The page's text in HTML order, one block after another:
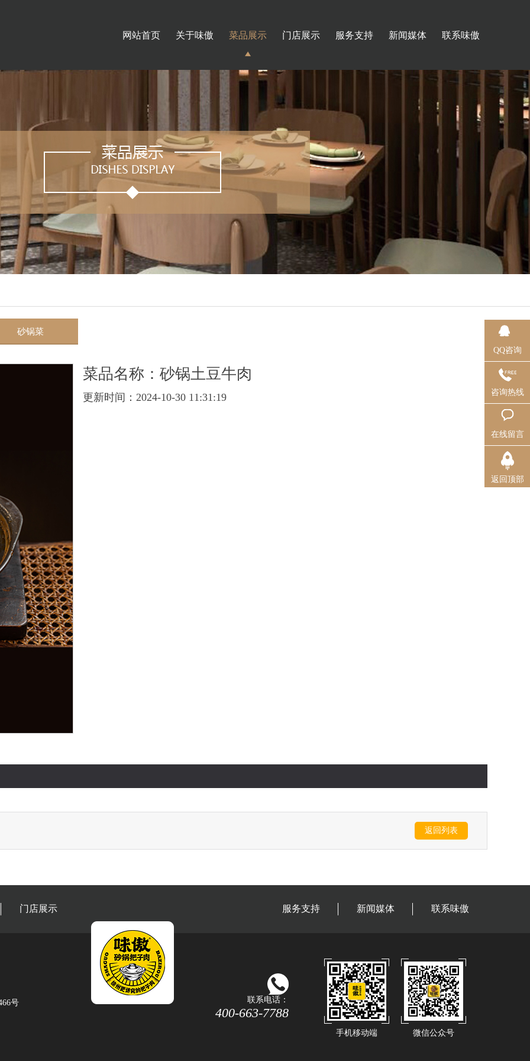
网站首页 关于味傲 菜品展示 门店展示 服务支持 新闻媒体 联系味傲
砂锅菜
菜品名称：砂锅土豆牛肉
更新时间：2024-10-30 11:31:19
返回列表
门店展示 服务支持 新闻媒体 联系味傲
号 联系电话：
400-663-7788
微信公众号
手机移动端
QQ咨询
咨询热线
在线留言
返回顶部